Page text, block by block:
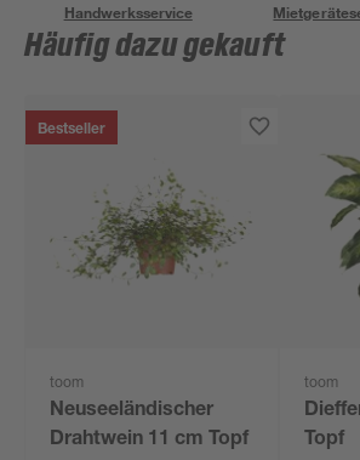
Handwerksservice
Häufig dazu gekauft
Bestseller
toom
Neuseeländischer
Drahtwein 11 cm Topf
toom
Topf